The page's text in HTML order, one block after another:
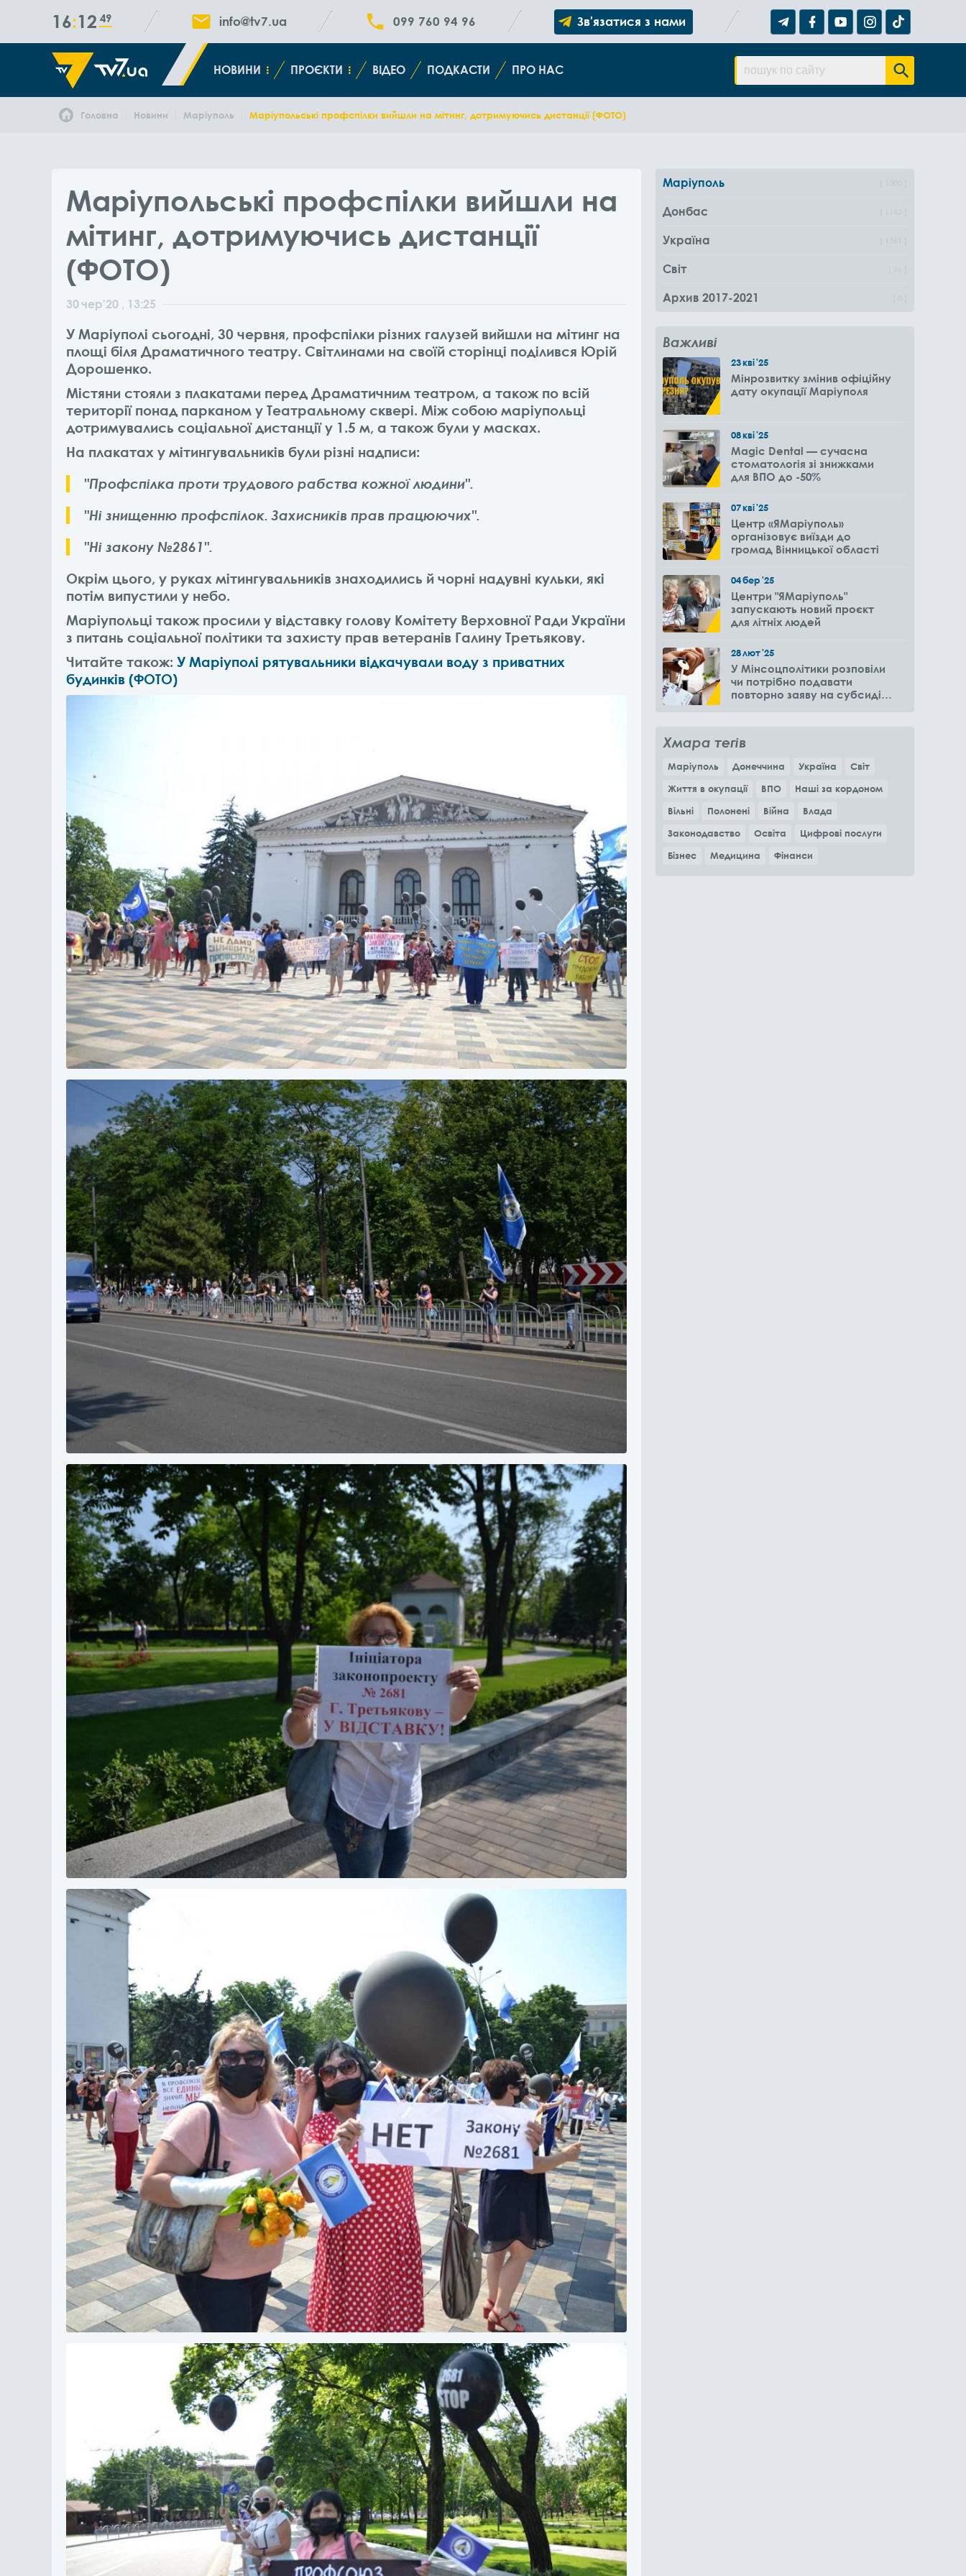
16 12 51 info@tv7.ua 099 760 94 96 Зв'язатися з нами
НОВИНИ ПРОЄКТИ ВІДЕО ПОДКАСТИ ПРО НАС
Головна Новини Маріуполь Маріупольські профспілки вийшли на мітинг, дотримуючись дистанції (ФОТО)
Маріупольські профспілки вийшли на
мітинг, дотримуючись дистанції
(ФОТО)
30 чер'20 , 13:25
У Маріуполі сьогодні, 30 червня, профспілки різних галузей вийшли на мітинг на
площі біля Драматичного театру. Світлинами на своїй сторінці поділився Юрій
Дорошенко.
Містяни стояли з плакатами перед Драматичним театром, а також по всій
території понад парканом у Театральному сквері. Між собою маріупольці
дотримувались соціальної дистанції у 1.5 м, а також були у масках.
На плакатах у мітингувальників були різні надписи:
"Профспілка проти трудового рабства кожної людини".
"Ні знищенню профспілок. Захисників прав працюючих".
"Ні закону №2861".
Окрім цього, у руках мітингувальників знаходились й чорні надувні кульки, які
потім випустили у небо.
Маріупольці також просили у відставку голову Комітету Верховної Ради України
з питань соціальної політики та захисту прав ветеранів Галину Третьякову.
Читайте також: У Маріуполі рятувальники відкачували воду з приватних
будинків (ФОТО)
Маріуполь
Донбас
Україна
Світ
Архив 2017-2021
Важливі
23кві'25
Мінрозвитку змінив офіційну
дату окупації Маріуполя
08кві'25
Magic Dental — сучасна
стоматологія зі знижками
для ВПО до -50%
07кві'25
Центр «ЯМаріуполь»
організовує виїзди до
громад Вінницької області
04бер'25
Центри "ЯМаріуполь"
запускають новий проєкт
для літніх людей
28лют'25
У Мінсоцполітики розповіли
чи потрібно подавати
повторно заяву на субсидію
Хмара тегів
Маріуполь Донеччина Україна
Світ
Життя в окупації
ВПО
Наші за кордоном
Вільні
Полонені Війна
Влада
Законодавство
Освіта
Цифрові послуги
Бізнес
Медицина Фінанси